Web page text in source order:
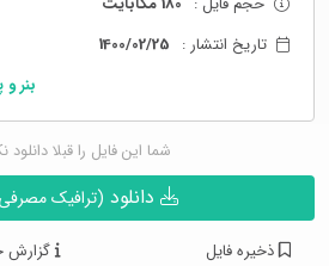
تاریخ انتشار : 1400/02/25
بنر
شما این فایل را قبلا دانلود
(ترافیک
ذخیره فایل گزارش